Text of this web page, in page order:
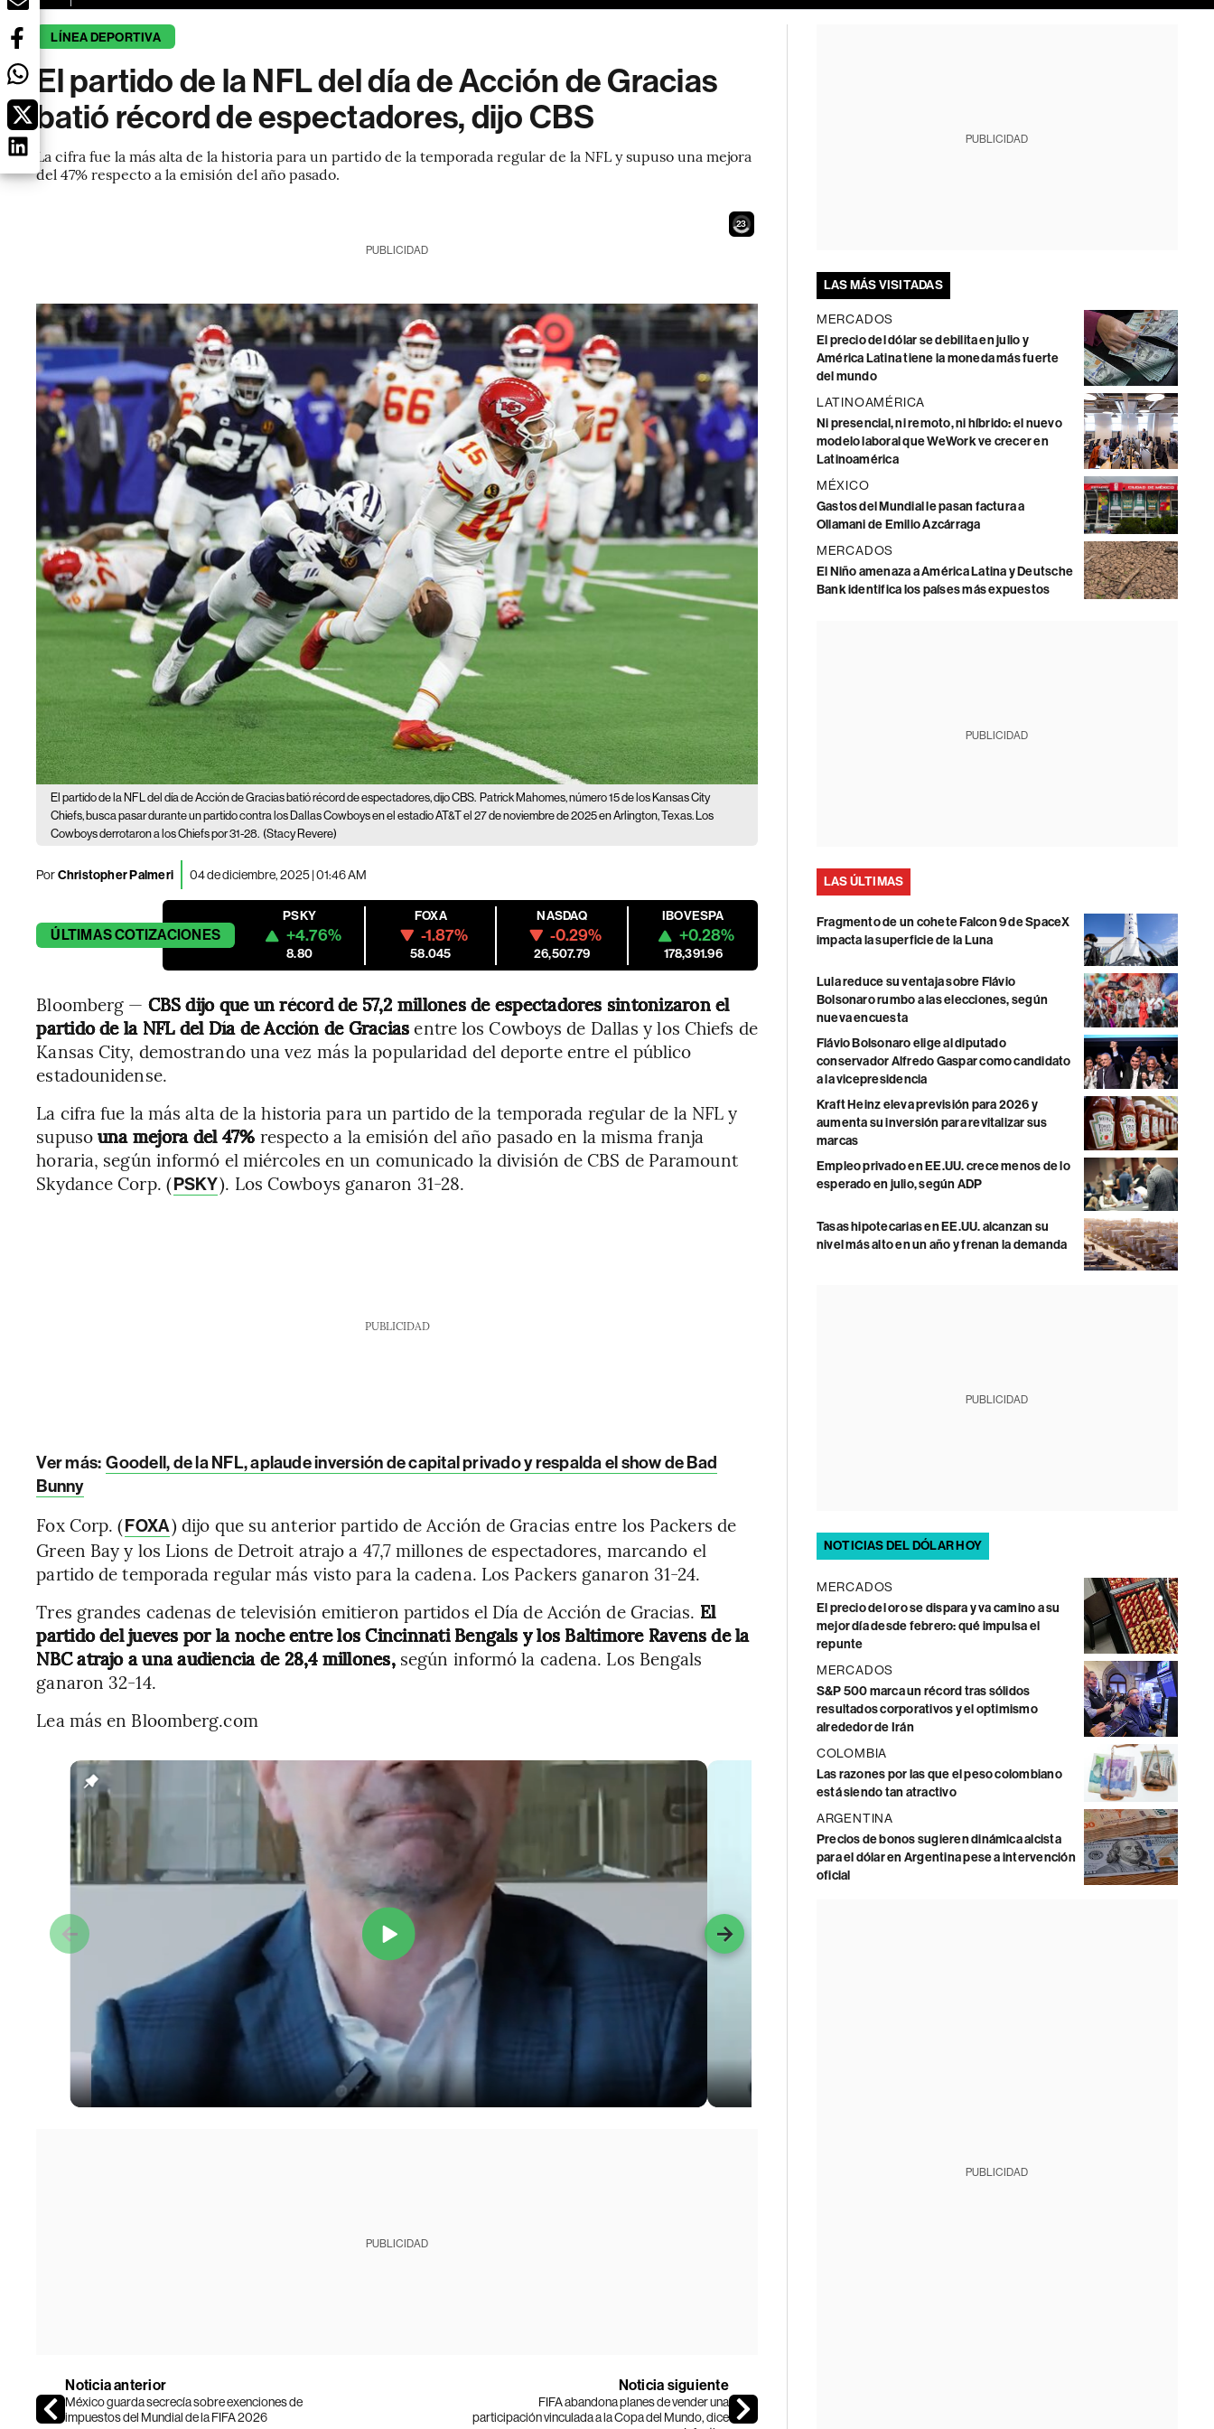
LÍNEA DEPORTIVA
El partido de la NFL del día de Acción de Gracias
batió récord de espectadores, dijo CBS
La cifra fue la más alta de la historia para un partido de la temporada regular de la NFL y supuso una mejora
del 47% respecto a la emisión del año pasado.
21
PUBLICIDAD
El partido de la NFL del día de Acción de Gracias batió récord de espectadores, dijo CBS. Patrick Mahomes, número 15 de los Kansas City
Chiefs, busca pasar durante un partido contra los Dallas Cowboys en el estadio AT&T el 27 de noviembre de 2025 en Arlington, Texas. Los
Cowboys derrotaron a los Chiefs por 31-28. (Stacy Revere)
PorChristopher Palmeri 04 de diciembre, 2025 | 01:46 AM
ÚLTIMASCOTIZACIONES
PSKY
+4.76%
8.80
FOXA
-1.87%
58.045
NASDAQ
-0.29%
26,507.79
IBOVESPA
+0.28%
178,391.96
Bloomberg — CBS dijo que un récord de 57,2 millones de espectadores sintonizaron el
partido de la NFL del Día de Acción de Graciasentre los Cowboys de Dallas y los Chiefs de
Kansas City, demostrando una vez más la popularidad del deporte entre el público
estadounidense.
La cifra fue la más alta de la historia para un partido de la temporada regular de la NFL y
supusouna mejora del 47% respecto a la emisión del año pasado en la misma franja
horaria, según informó el miércoles en un comunicado la división de CBS de Paramount
Skydance Corp. (PSKY). Los Cowboys ganaron 31-28.
PUBLICIDAD
Ver más: Goodell, de la NFL, aplaude inversión de capital privado y respalda el show de Bad
Bunny
Fox Corp. (FOXA) dijo que su anterior partido de Acción de Gracias entre los Packers de
Green Bay y los Lions de Detroit atrajo a 47,7 millones de espectadores, marcando el
partido de temporada regular más visto para la cadena. Los Packers ganaron 31-24.
Tres grandes cadenas de televisión emitieron partidos el Día de Acción de Gracias. El
partido del jueves por la noche entre los Cincinnati Bengals y los Baltimore Ravens de la
NBC atrajo a una audiencia de 28,4 millones,según informó la cadena. Los Bengals
ganaron 32-14.
Lea más en Bloomberg.com
PUBLICIDAD
Noticia anterior
México guarda secrecía sobre exenciones de
impuestos del Mundial de la FIFA 2026
Noticia siguiente
FIFA abandona planes de vender una
participación vinculada a la Copa del Mundo, dice
PUBLICIDAD
LAS MÁS VISITADAS
MERCADOS
El precio del dólar se debilita en julio y
América Latina tiene la moneda más fuerte
del mundo
LATINOAMÉRICA
Ni presencial, ni remoto, ni híbrido: el nuevo
modelo laboral que WeWork ve crecer en
Latinoamérica
MÉXICO
Gastos del Mundial le pasan factura a
Ollamani de Emilio Azcárraga
MERCADOS
El Niño amenaza a América Latina y Deutsche
Bank identifica los países más expuestos
PUBLICIDAD
LAS ÚLTIMAS
Fragmento de un cohete Falcon 9 de SpaceX
impacta la superficie de la Luna
Lula reduce su ventaja sobre Flávio
Bolsonaro rumbo a las elecciones, según
nueva encuesta
Flávio Bolsonaro elige al diputado
conservador Alfredo Gaspar como candidato
a la vicepresidencia
Kraft Heinz eleva previsión para 2026 y
aumenta su inversión para revitalizar sus
marcas
Empleo privado en EE.UU. crece menos de lo
esperado en julio, según ADP
Tasas hipotecarias en EE.UU. alcanzan su
nivel más alto en un año y frenan la demanda
PUBLICIDAD
NOTICIAS DEL DÓLAR HOY
MERCADOS
El precio del oro se dispara y va camino a su
mejor día desde febrero: qué impulsa el
repunte
MERCADOS
S&P 500 marca un récord tras sólidos
resultados corporativos y el optimismo
alrededor de Irán
COLOMBIA
Las razones por las que el peso colombiano
está siendo tan atractivo
ARGENTINA
Precios de bonos sugieren dinámica alcista
para el dólar en Argentina pese a intervención
oficial
PUBLICIDAD